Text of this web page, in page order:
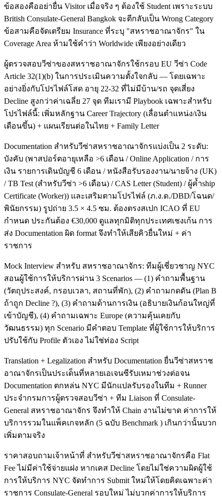
ข้อสองคืออย่ายื่น Visitor เมื่อจริง ๆ ต้องใช้ Student เพราะระบบ
British Consulate-General Bangkok จะตีกลับเป็น Wrong Category
ข้อสามคือจัดเตรียม Insurance ที่ระบุ "สหราชอาณาจักร" ใน
Coverage Area ห้ามใช้คำว่า Worldwide เพียงอย่างเดียว
ผู้ตรวจสอบวีซ่าของสหราชอาณาจักรใช้กรอบ EU วีซ่า Code
Article 32(1)(b) ในการประเมินความตั้งใจกลับ — โดยเฉพาะ
อย่างยิ่งกับโปรไฟล์โสด อายุ 22-32 ที่ไม่มีบ้าน/รถ จุดเสี่ยง
Decline สูงกว่าค่าเฉลี่ย 27 จุด ทีมเรามี Playbook เฉพาะสำหรับ
โปรไฟล์นี้: เพิ่มหลักฐาน Career Trajectory (เลื่อนตำแหน่ง/เงิน
เดือนขึ้น) + แผนเรียนต่อในไทย + Family Letter
Documentation สำหรับวีซ่าสหราชอาณาจักรแบ่งเป็น 2 ระดับ:
บังคับ (พาสปอร์ตอายุเหลือ >6 เดือน / Online Application / การ
เงิน รายการเดินบัญชี 6 เดือน / หนังสือรับรองงาน/นายจ้าง (UK)
/ TB Test (สำหรับวีซ่า >6 เดือน) / CAS Letter (Student) / ผู้ค้ำship
Certificate (Worker)) และเสริมตามโปรไฟล์ (ภ.ง.ด./DBD/โฉนด/
พินัยกรรม) รูปถ่าย 3.5 × 4.5 ซม. ต้องตรงสเปก ICAO ที่ EU
กำหนด ประกันต้อง €30,000 ดูแลทุกมิติทุกประเทศเชงเก้น การ
ส่ง Documentation ผิด format จึงทำให้เสียคิวยื่นใหม่ + ค่า
ราชการ
Mock Interview สำหรับ สหราชอาณาจักร: ทีมผู้เชี่ยวชาญ NYC
สอนผู้ใช้การให้บริการผ่าน 3 Scenarios — (1) คำถามพื้นฐาน
(วัตถุประสงค์, กรอบเวลา, สถานที่พัก), (2) คำถามกดดัน (Plan B
ถ้าถูก Decline ?), (3) คำถามด้านการเงิน (อธิบายเงินก้อนใหญ่ที่
เข้าบัญชี), (4) คำถามเฉพาะ Europe (ความคุ้นเคยกับ
วัฒนธรรม) ทุก Scenario มีคำตอบ Template ที่ผู้ใช้การให้บริการ
ปรับใช้กับ Profile ตัวเอง ไม่ใช่ท่อง Script
Translation + Legalization สำหรับ Documentation ยื่นวีซ่าสหราช
อาณาจักรเป็นประเด็นที่หลายเอเจนซีรับเหมาช่วงต่อจน
Documentation ตกหล่น NYC มีนักแปลรับรองในทีม + Runner
ประจำกรมการผู้ตรวจสอบวีซ่า + ทีม Liaison ที่ Consulate-
General สหราชอาณาจักร จึงทำให้ Chain งานไม่ขาด ค่าการให้
บริการรวมในแพ็คเกจหลัก (5 ฉบับ Benchmark ) เกินกว่านั้นบวก
เพิ่มตามจริง
ราคาสอบถามเจ้าหน้าที่ สำหรับวีซ่าสหราชอาณาจักรคือ Flat
Fee ไม่มีค่าใช้จ่ายแฝง หากเคส Decline โดยไม่ใช่ความผิดผู้ใช้
การให้บริการ NYC จัดทำการ Submit ใหม่ให้โดยคิดเฉพาะค่า
ราชการ Consulate-General รอบใหม่ ไม่บวกค่าการให้บริการ